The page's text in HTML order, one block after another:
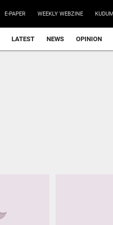
E-PAPER WEEKLY WEBZINE
LATEST NEWS OPINION